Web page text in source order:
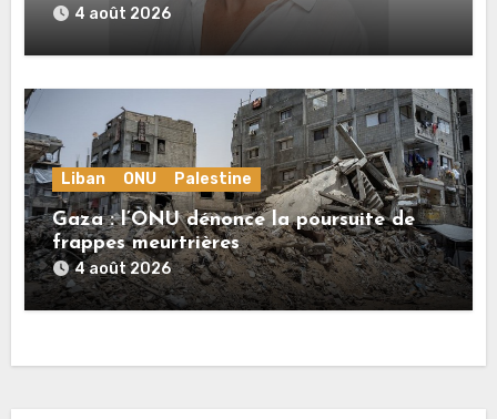
Palestiniens. »
4 août 2026
Liban ONU Palestine
Gaza : l’ONU dénonce la poursuite de
frappes meurtrières
4 août 2026